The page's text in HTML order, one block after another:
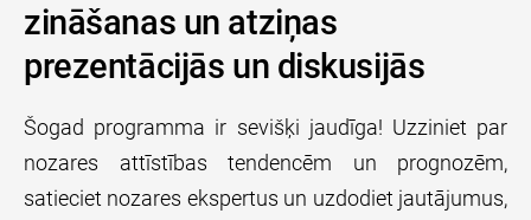
zināšanas un atziņas
prezentācijās un diskusijās
Šogad programma ir sevišķi jaudīga! Uzziniet par
nozares attīstības tendencēm un prognozēm,
satieciet nozares ekspertus un uzdodiet jautājumus,